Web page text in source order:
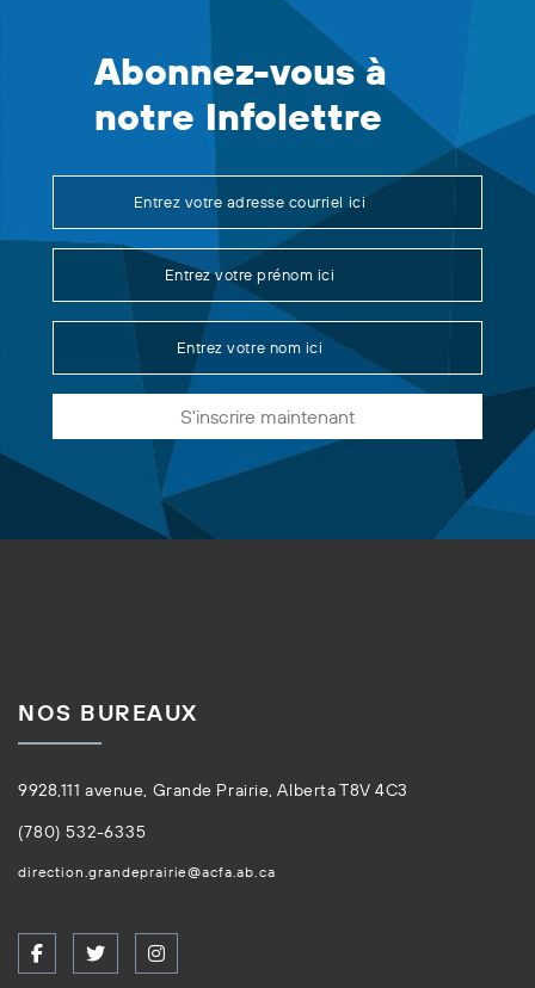
Abonnez-vous à
notre Infolettre
S'inscrire maintenant
NOS BUREAUX
9928,111 avenue, Grande Prairie, Alberta T8V 4C3
(780) 532-6335
direction.grandeprairie@acfa.ab.ca